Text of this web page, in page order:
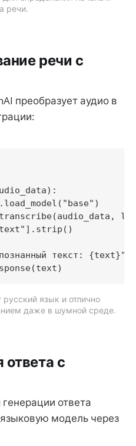
речи.
речи с
преобразует аудио в
текст: {text}")
язык и отлично
даже в шумной среде.
ответа с
ответа
модель через